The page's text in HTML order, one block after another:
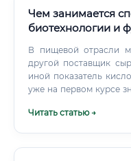
Чем занимается
биотехнологии и
В пищевой отрасли
другой поставщик
иной показатель
уже на первом курсе
получить широкую
Читать статью →